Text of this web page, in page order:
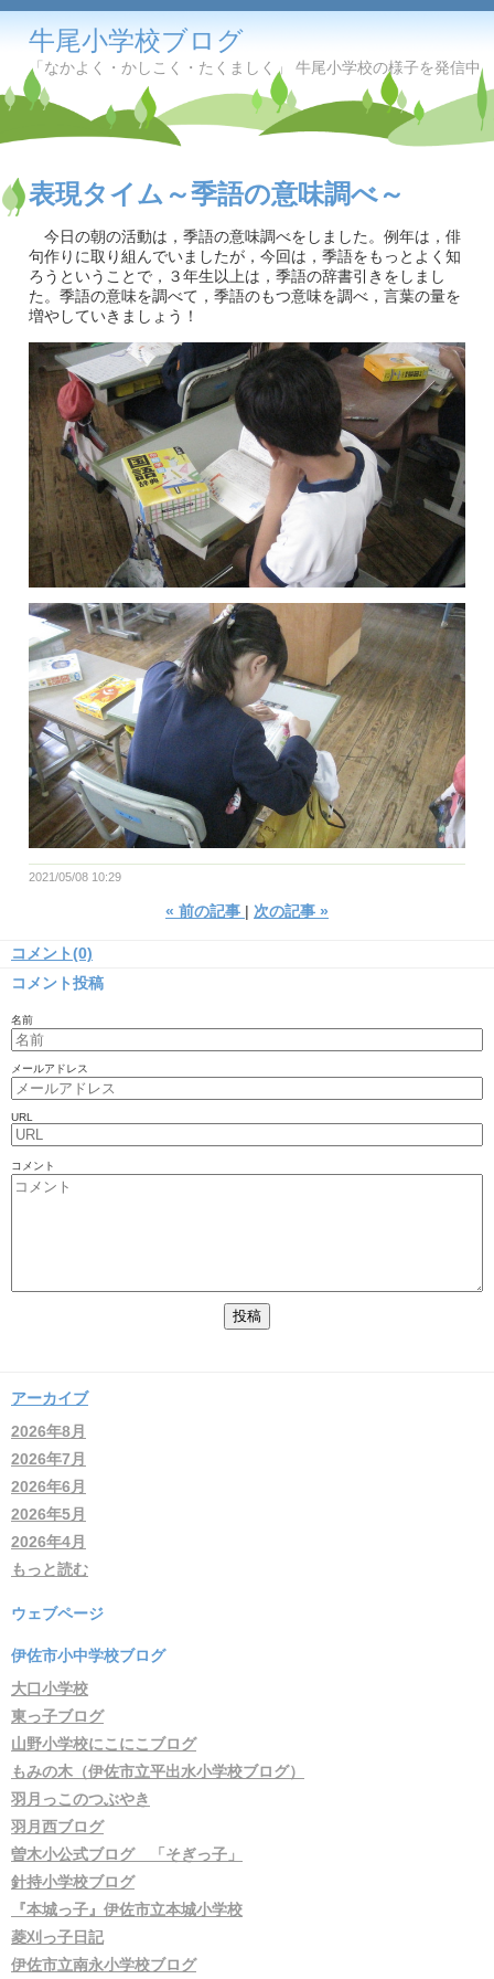
牛尾小学校ブログ
「なかよく・かしこく・たくましく」 牛尾小学校の様子を発信中
表現タイム～季語の意味調べ～
今日の朝の活動は，季語の意味調べをしました。例年は，俳
句作りに取り組んでいましたが，今回は，季語をもっとよく知
ろうということで，３年生以上は，季語の辞書引きをしまし
た。季語の意味を調べて，季語のもつ意味を調べ，言葉の量を
増やしていきましょう！
2021/05/08 10:29
« 前の記事 次の記事 »
コメント(0)
コメント投稿
名前
メールアドレス
URL
コメント
アーカイブ
2026年8月
2026年7月
2026年6月
2026年5月
2026年4月
もっと読む
ウェブページ
伊佐市小中学校ブログ
大口小学校
東っ子ブログ
山野小学校にこにこブログ
もみの木（伊佐市立平出水小学校ブログ）
羽月っこのつぶやき
羽月西ブログ
曽木小公式ブログ 「そぎっ子」
針持小学校ブログ
『本城っ子』伊佐市立本城小学校
菱刈っ子日記
伊佐市立南永小学校ブログ